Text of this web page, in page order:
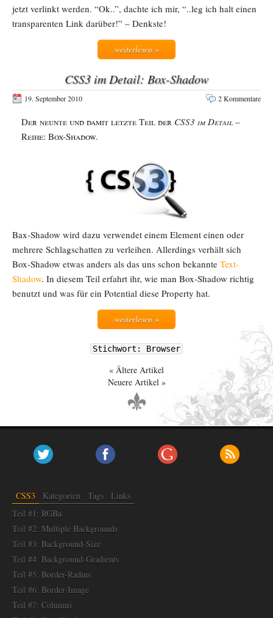
jetzt verlinkt werden. “Ok..”, dachte ich mir, “..leg ich halt einen
transparenten Link darüber!” – Denkste!
weiterlesen »
CSS3 im Detail: Box-Shadow
19. September 2010 2 Kommentare
Der neunte und damit letzte Teil der CSS3 im Detail –
Reihe: Box-Shadow.
Bax-Shadow wird dazu verwendet einem Element einen oder
mehrere Schlagschatten zu verleihen. Allerdings verhält sich
Box-Shadow etwas anders als das uns schon bekannte Text-
Shadow. In diesem Teil erfahrt ihr, wie man Box-Shadow richtig
benutzt und was für ein Potential diese Property hat.
weiterlesen »
Stichwort: Browser
Ältere Artikel
Neuere Artikel
CSS3 Kategorien Tags
Links
Teil #1: RGBa
Teil #2: Multiple Backgrounds
Teil #3: Background-Size
Teil #4: Background-Gradients
Teil #5: Border-Radius
Teil #6: Border-Image
Teil #7: Columns